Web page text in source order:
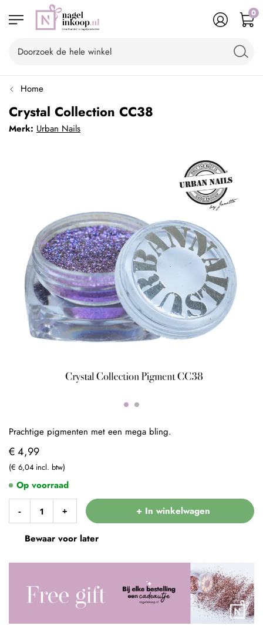
0
Home
Crystal Collection CC38
Merk: Urban Nails
€ 4,99
€ 6,04
- + + In winkelwagen
Bewaar voor later
Op voorraad
Prachtige pigmenten met een mega bling.